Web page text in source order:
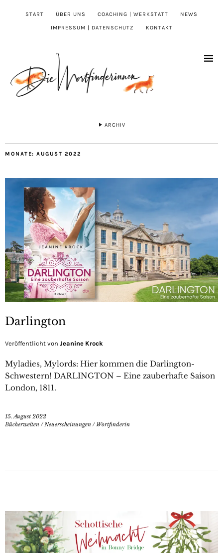
START ÜBER UNS COACHING | WERKSTATT NEWS
IMPRESSUM | DATENSCHUTZ KONTAKT
ARCHIV
MONATE: AUGUST 2022
Darlington
Veröffentlicht von Jeanine Krock
Myladies, Mylords: Hier kommen die Darlington-
Schwestern! DARLINGTON – Eine zauberhafte Saison
London, 1811.
15. August 2022
Bücherwelten /Neuerscheinungen / Wortfinderin